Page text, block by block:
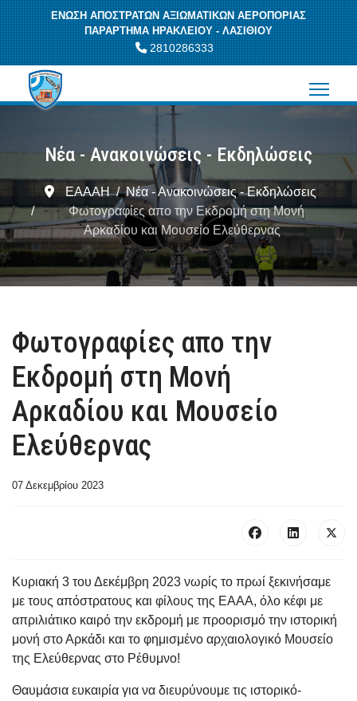
ΕΝΩΣΗ ΑΠΟΣΤΡΑΤΩΝ ΑΞΙΩΜΑΤΙΚΩΝ ΑΕΡΟΠΟΡΙΑΣ
ΠΑΡΑΡΤΗΜΑ ΗΡΑΚΛΕΙΟΥ - ΛΑΣΙΘΙΟΥ
2810286333
Νέα - Ανακοινώσεις - Εκδηλώσεις
ΕΑΑΑΗ
Νέα - Ανακοινώσεις - Εκδηλώσεις
Φωτογραφίες απο την Εκδρομή στη Μονή
Αρκαδίου και Μουσείο Ελεύθερνας
Φωτογραφίες απο την
Εκδρομή στη Μονή
Αρκαδίου και Μουσείο
Ελεύθερνας
07 Δεκεμβρίου 2023
Κυριακή 3 του Δεκέμβρη 2023 νωρίς το πρωί ξεκινήσαμε
με τους απόστρατους και φίλους της ΕΑΑA, όλο κέφι με
απριλιάτικο καιρό την εκδρομή με προορισμό την ιστορική
μονή στο Αρκάδι και το φημισμένο αρχαιολογικό Μουσείο
της Ελεύθερνας στο Ρέθυμνο!
Θαυμάσια ευκαιρία για να διευρύνουμε τις ιστορικό-